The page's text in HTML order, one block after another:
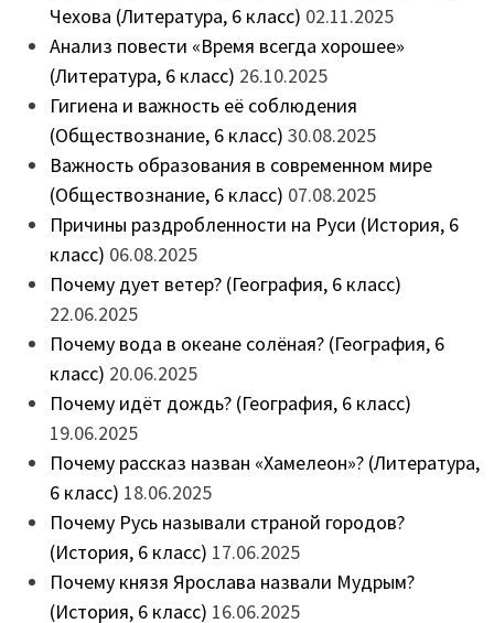
Чехова (Литература, 6 класс) 02.11.2025
Анализ повести «Время всегда хорошее»
(Литература, 6 класс) 26.10.2025
Гигиена и важность её соблюдения
(Обществознание, 6 класс) 30.08.2025
Важность образования в современном мире
(Обществознание, 6 класс) 07.08.2025
Причины раздробленности на Руси (История, 6
класс) 06.08.2025
Почему дует ветер? (География, 6 класс)
22.06.2025
Почему вода в океане солёная? (География, 6
класс) 20.06.2025
Почему идёт дождь? (География, 6 класс)
19.06.2025
Почему рассказ назван «Хамелеон»? (Литература,
6 класс) 18.06.2025
Почему Русь называли страной городов?
(История, 6 класс) 17.06.2025
Почему князя Ярослава назвали Мудрым?
(История, 6 класс) 16.06.2025